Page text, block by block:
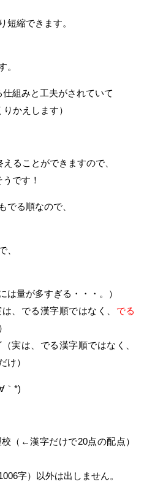
短縮できます。
。
組みと工夫がされていて
かえします）
ることができますので、
です！
でる順なので、
、
量が多すぎる・・・。）
、でる漢字順ではなく、 でる
は、でる漢字順ではなく、
け）
｀*)
（←漢字だけで20点の配点）
字）以外は出しません。